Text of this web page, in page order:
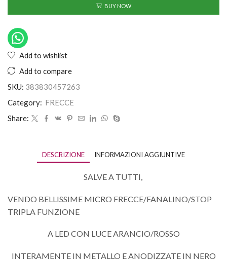
BUY NOW
Add to wishlist
Add to compare
SKU: 383830457263
Category: FRECCE
Share:
DESCRIZIONE INFORMAZIONI AGGIUNTIVE
SALVE A TUTTI,
VENDO BELLISSIME MICRO FRECCE/FANALINO/STOP
TRIPLA FUNZIONE
A LED CON LUCE ARANCIO/ROSSO
INTERAMENTE IN METALLO E ANODIZZATE IN NERO